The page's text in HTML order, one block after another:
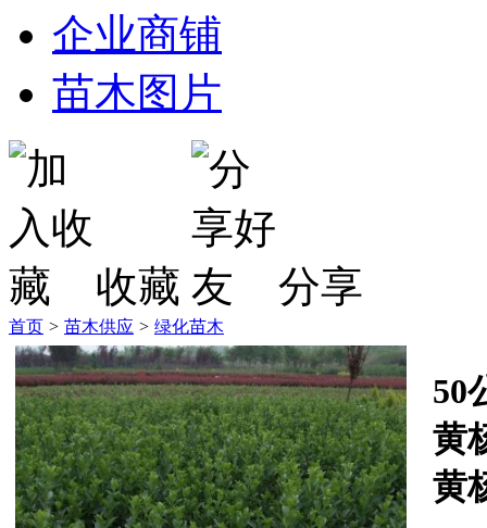
企业商铺
苗木图片
收藏 分享
首页 > 苗木供应 > 绿化苗木
50
黄
黄